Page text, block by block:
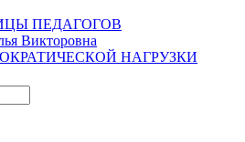
ПЕДАГОГОВ
Викторовна
НАГРУЗКИ